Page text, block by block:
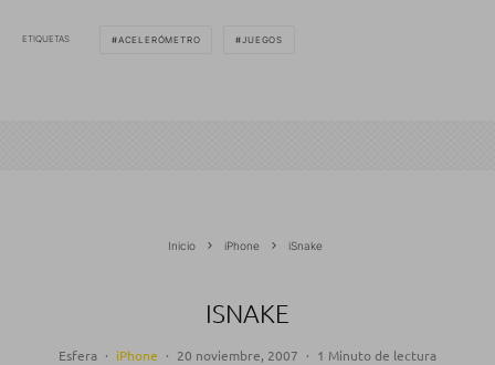
ETIQUETAS ACELERÓMETRO JUEGOS
Inicio iPhone iSnake
ISNAKE
Esfera · iPhone · 20 noviembre, 2007 · 1 Minuto de lectura